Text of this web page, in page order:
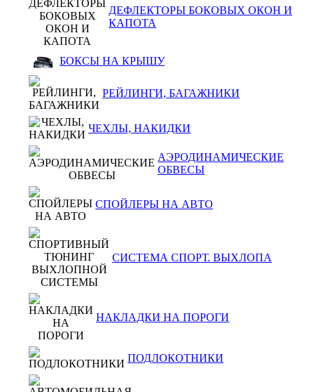
ДЕФЛЕКТОРЫ БОКОВЫХ ОКОН И
КАПОТА
БОКСЫ НА КРЫШУ
РЕЙЛИНГИ, БАГАЖНИКИ
ЧЕХЛЫ, НАКИДКИ
АЭРОДИНАМИЧЕСКИЕ
ОБВЕСЫ
СПОЙЛЕРЫ НА АВТО
СИСТЕМА СПОРТ. ВЫХЛОПА
НАКЛАДКИ НА ПОРОГИ
ПОДЛОКОТНИКИ